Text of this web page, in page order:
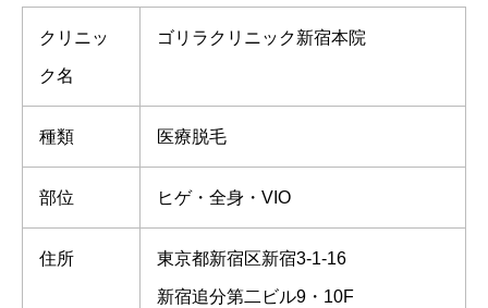
クリニッ
ク名
ゴリラクリニック新宿本院
種類 医療脱毛
部位 ヒゲ・全身・VIO
住所 東京都新宿区新宿3-1-16
新宿追分第二ビル9・10F